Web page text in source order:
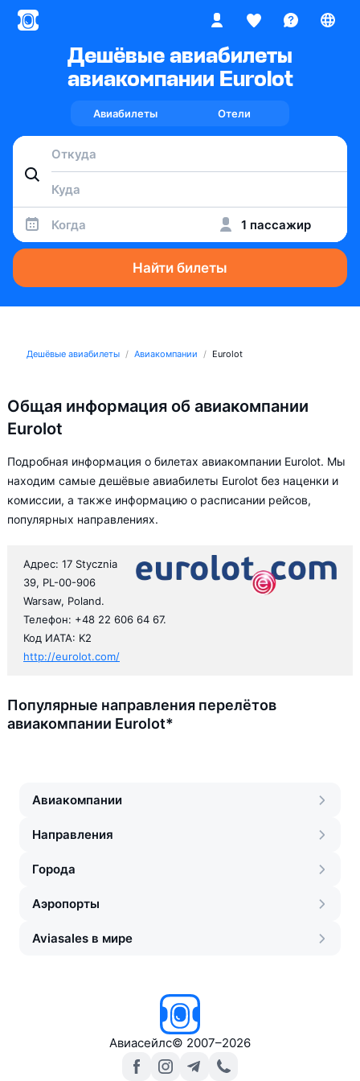
Дешёвые авиабилеты
авиакомпании Eurolot
Авиабилеты Отели
Когда 1 пассажир
Найти билеты
Дешёвые авиабилеты Авиакомпании Eurolot
Общая информация об авиакомпании
Eurolot
Подробная информация о билетах авиакомпании Eurolot. Мы
находим самые дешёвые авиабилеты Eurolot без наценки и
комиссии, а также информацию о расписании рейсов,
популярных направлениях.
Адрес: 17 Stycznia
39, PL-00-906
Warsaw, Poland.
Телефон: +48 22 606 64 67.
Код ИАТА: K2
http://eurolot.com/
Популярные направления перелётов
авиакомпании Eurolot*
Авиакомпании
Направления
Города
Аэропорты
Aviasales в мире
Авиасейлс© 2007–2026